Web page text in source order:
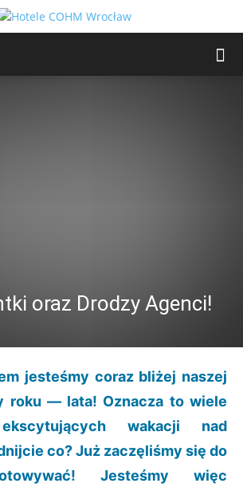
oraz Drodzy Agenci!
jesteśmy coraz bliżej naszej
roku — lata! Oznacza to wiele
wakacji nad
co? Już zaczęliśmy się do
Jesteśmy więc